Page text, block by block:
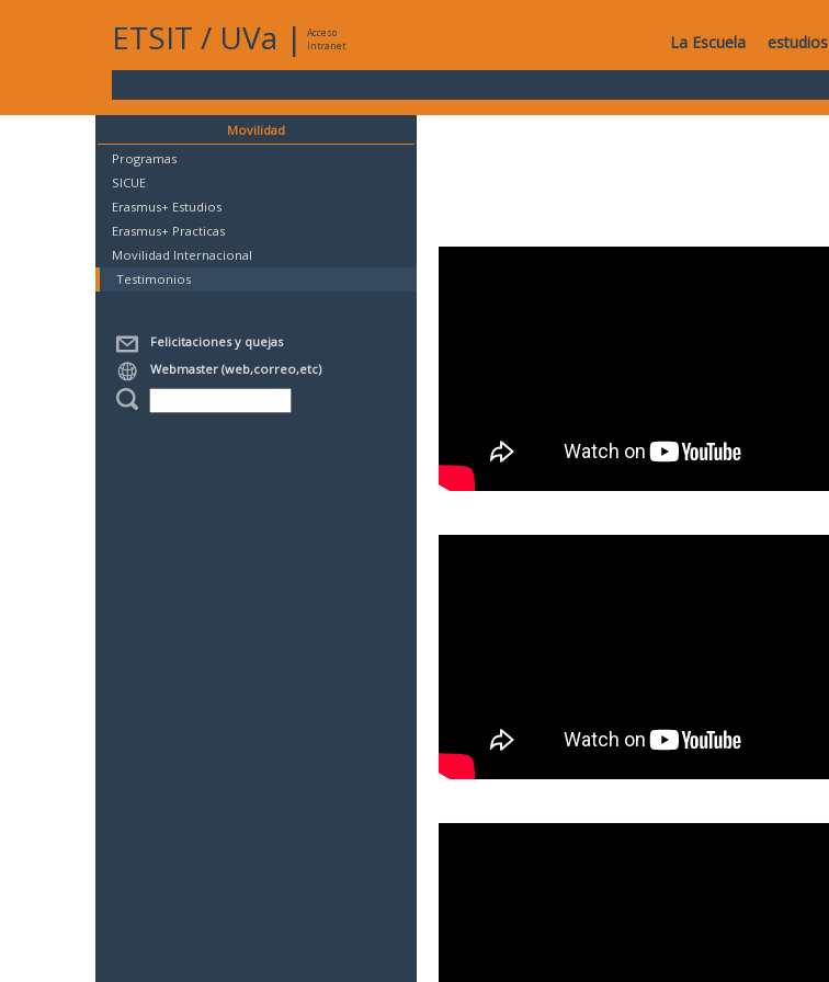
ETSIT / UVa |
Acceso
Intranet
La Escuela estudios
Movilidad
Programas
SICUE
Erasmus+ Estudios
Erasmus+ Practicas
Movilidad Internacional
Testimonios
Felicitaciones y quejas
Webmaster (web,correo,etc)